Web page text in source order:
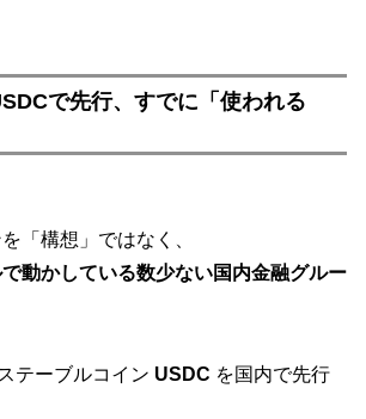
で先行、すでに「使われる
「構想」ではなく、
動かしている数少ない国内金融グルー
テーブルコイン USDC を国内で先行